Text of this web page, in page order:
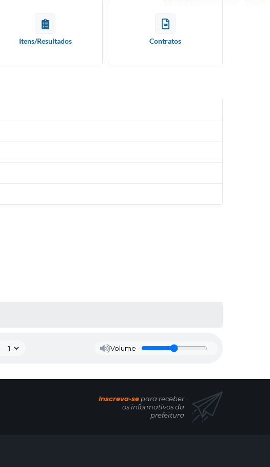
Itens/Resultados Contratos
Volume
Inscreva-se para receber
os informativos da
prefeitura